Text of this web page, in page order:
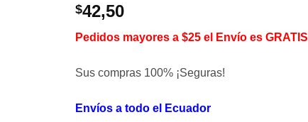
$42,50
Pedidos mayores a $25 el Envío es GRATIS
Sus compras 100% ¡Seguras!
Envíos a todo el Ecuador